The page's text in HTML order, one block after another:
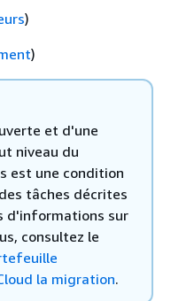
)
)
et d'une
niveau du
est une condition
tâches décrites
d'informations sur
consultez le
la migration.